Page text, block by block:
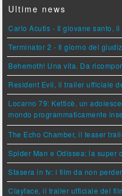
Ultime news
Carlo Acutis - Il giovane santo,
Terminator 2 - Il giorno del
Behemoth! Una vita. Da
Resident Evil, il trailer ufficiale
Locarno 79: Ketticè, un
mondo programmaticamente
The Echo Chamber, il teaser
Spider Man e Odissea: la super
Stasera in tv: i film da non
Clayface, il trailer ufficiale del